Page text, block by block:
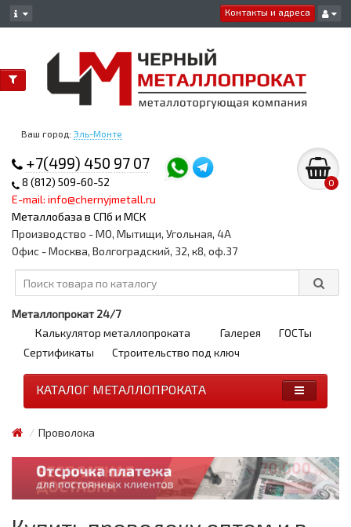
Контакты и адреса
Ваш город: Эль-Монте
+7(499) 450 97 07
8 (812) 509-60-52
E-mail: info@chernyjmetall.ru
Металлобаза в СПб и МСК
0
Производство - МО, Мытищи, Угольная, 4А
Офис - Москва, Волгоградский, 32, к8, оф.37
Металлопрокат 24/7
Калькулятор металлопроката
Галерея
ГОСТы
Сертификаты
Строительство под ключ
КАТАЛОГ МЕТАЛЛОПРОКАТА
Проволока